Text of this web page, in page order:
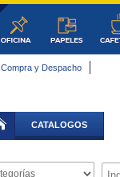
Compra y Despacho
CATALOGOS